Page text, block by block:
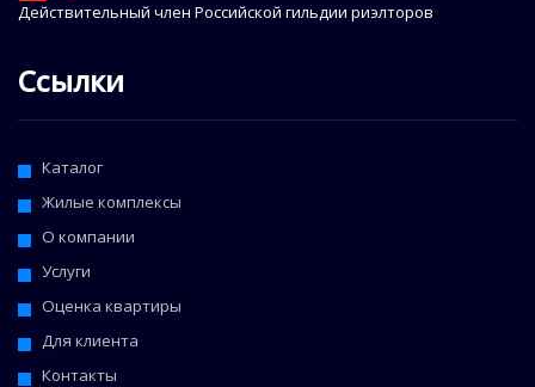
Действительный член Российской гильдии риэлторов
Ссылки
Каталог
Жилые комплексы
О компании
Услуги
Оценка квартиры
Для клиента
Контакты